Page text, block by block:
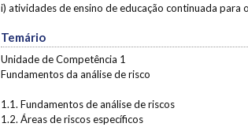
i) atividades de ensino de educação continuada para
Temário
Unidade de Competência 1
Fundamentos da análise de risco
1.1. Fundamentos de análise de riscos
1.2. Áreas de riscos específicos